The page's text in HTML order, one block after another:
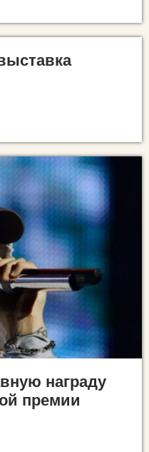
награду
премии